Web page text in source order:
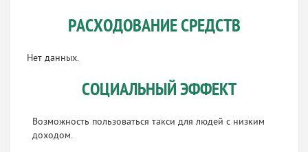
РАСХОДОВАНИЕ СРЕДСТВ
Нет данных.
СОЦИАЛЬНЫЙ ЭФФЕКТ
Возможность пользоваться такси для людей с низким
доходом.